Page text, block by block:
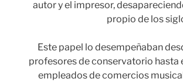
autor y el impresor,
propio de los
Este papel lo desempeñaban
profesores de conservatorio
empleados de comercios